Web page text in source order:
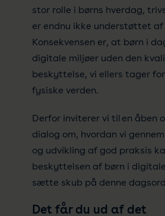
stor rolle i børns hverdag,
er endnu ikke understøttet
Konsekvensen er, at børn i
digitale miljøer uden den
beskyttelse, vi ellers tager
fysiske verden.
Derfor inviterer vi til en åben
dialog om, hvordan vi
og udvikling af god praksis
beskyttelsen af børn i
sætte skub på denne
Det får du ud af det